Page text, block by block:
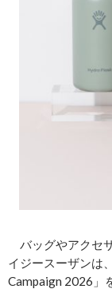
バッグやアクセ
イジースーザンは
Campaign 2026」